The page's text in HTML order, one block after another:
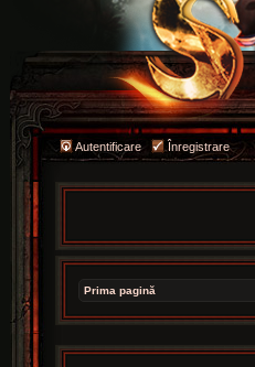
Autentificare Înregistrare
Prima pagină